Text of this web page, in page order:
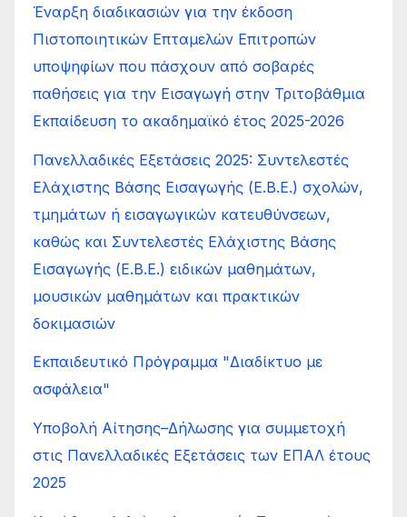
Έναρξη διαδικασιών για την έκδοση
Πιστοποιητικών Επταμελών Επιτροπών
υποψηφίων που πάσχουν από σοβαρές
παθήσεις για την Εισαγωγή στην Τριτοβάθμια
Εκπαίδευση το ακαδημαϊκό έτος 2025-2026
Πανελλαδικές Εξετάσεις 2025: Συντελεστές
Ελάχιστης Βάσης Εισαγωγής (Ε.Β.Ε.) σχολών,
τμημάτων ή εισαγωγικών κατευθύνσεων,
καθώς και Συντελεστές Ελάχιστης Βάσης
Εισαγωγής (Ε.Β.Ε.) ειδικών μαθημάτων,
μουσικών μαθημάτων και πρακτικών
δοκιμασιών
Εκπαιδευτικό Πρόγραμμα "Διαδίκτυο με
ασφάλεια"
Υποβολή Αίτησης–Δήλωσης για συμμετοχή
στις Πανελλαδικές Εξετάσεις των ΕΠΑΛ έτους
2025